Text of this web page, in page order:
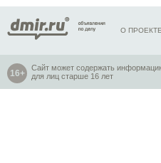
О
Сайт может содержать
для лиц старше 16 лет